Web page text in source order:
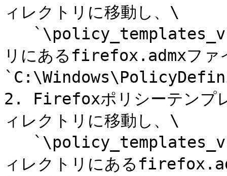
ィレクトリに移動し、\
リにあるfirefox.admxファ
2. Firefoxポリシーテンプ
ィレクトリに移動し、\
ィレクトリにある